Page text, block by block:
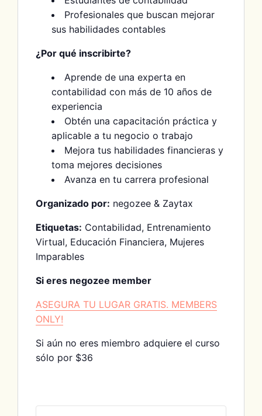
Profesionales que buscan mejorar
sus habilidades contables
¿Por qué inscribirte?
Aprende de una experta en
contabilidad con más de 10 años de
experiencia
Obtén una capacitación práctica y
aplicable a tu negocio o trabajo
Mejora tus habilidades financieras y
toma mejores decisiones
Avanza en tu carrera profesional
Organizado por: negozee & Zaytax
Etiquetas: Contabilidad, Entrenamiento
Virtual, Educación Financiera, Mujeres
Imparables
Si eres negozee member
ASEGURA TU LUGAR GRATIS. MEMBERS
ONLY!
Si aún no eres miembro adquiere el curso
sólo por $36